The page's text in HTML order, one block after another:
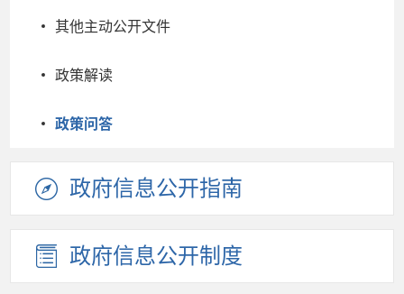
其他主动公开文件
政策解读
政策问答
政府信息公开指南
政府信息公开制度